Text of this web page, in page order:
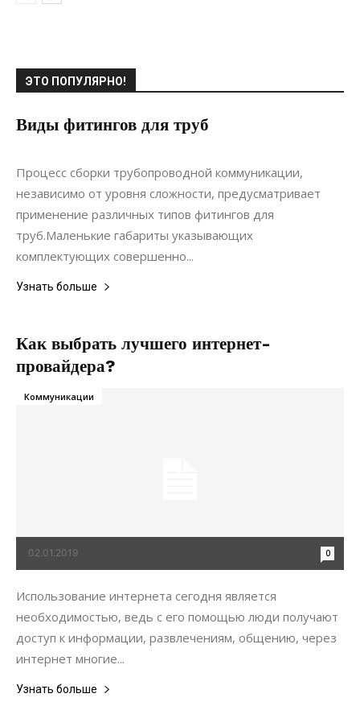
ЭТО ПОПУЛЯРНО!
Виды фитингов для труб
30.11.2020
Процесс сборки трубопроводной коммуникации,
независимо от уровня сложности, предусматривает
применение различных типов фитингов для
труб.Маленькие габариты указывающих
комплектующих совершенно...
Узнать больше
Как выбрать лучшего интернет-
провайдера?
02.01.2019 0
Коммуникации
Использование интернета сегодня является
необходимостью, ведь с его помощью люди получают
доступ к информации, развлечениям, общению, через
интернет многие...
Узнать больше